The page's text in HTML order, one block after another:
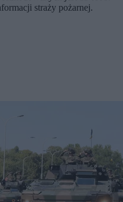
straży pożarnej.